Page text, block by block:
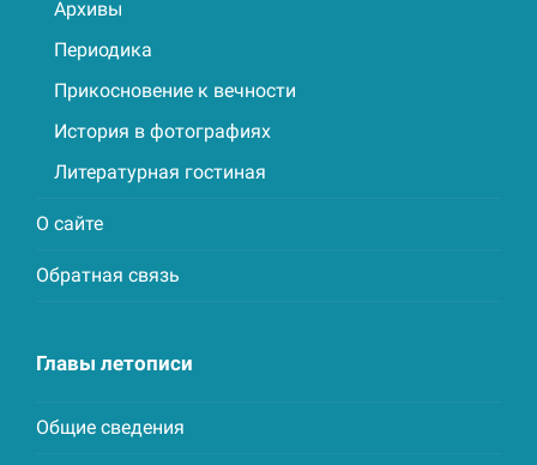
Архивы
Периодика
Прикосновение к вечности
История в фотографиях
Литературная гостиная
О сайте
Обратная связь
Главы летописи
Общие сведения